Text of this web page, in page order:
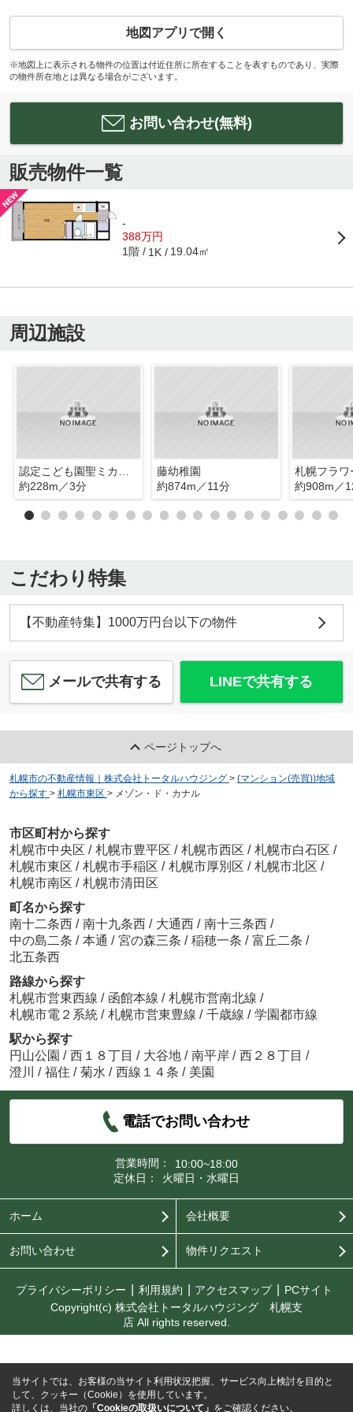
地図アプリで開く
※地図上に表示される物件の位置は付近住所に所在することを表すものであり、実際
の物件所在地とは異なる場合がございます。
お問い合わせ(無料)
販売物件一覧
-
388万円
1階 1K 19.04㎡
周辺施設
認定こども園聖ミカエル幼稚園
約228m／3分
藤幼稚園
約874m／11分
札幌フラワ
約908m／
こだわり特集
【不動産特集】1000万円台以下の物件
メールで共有する LINEで共有する
ページトップへ
札幌市の不動産情報｜株式会社トータルハウジング > (マンション(売買))地域
から探す > 札幌市東区 > メゾン・ド・カナル
市区町村から探す
札幌市中央区 / 札幌市豊平区 / 札幌市西区 / 札幌市白石区 /
札幌市東区 / 札幌市手稲区 / 札幌市厚別区 / 札幌市北区 /
札幌市南区 / 札幌市清田区
町名から探す
南十二条西 / 南十九条西 / 大通西 / 南十三条西 /
中の島二条 / 本通 / 宮の森三条 / 稲穂一条 / 富丘二条 /
北五条西
路線から探す
札幌市営東西線 / 函館本線 / 札幌市営南北線 /
札幌市電２系統 / 札幌市営東豊線 / 千歳線 / 学園都市線
駅から探す
円山公園 / 西１８丁目 / 大谷地 / 南平岸 / 西２８丁目 /
澄川
/ 福住 / 菊水 / 西線１４条 / 美園
電話でお問い合わせ
営業時間：
10:00~18:00
定休日：
火曜日・水曜日
ホーム 会社概要
お問い合わせ 物件リクエスト
プライバシーポリシー 利用規約 アクセスマップ
PCサイト
Copyright(c) 株式会社トータルハウジング 札幌支
店 All rights reserved.
当サイトでは、お客様の当サイト利用状況把握、サービス向上検討を目的と
して、クッキー（Cookie）を使用しています。
詳しくは、当社の 「Cookieの取扱いについて」 をご確認ください。